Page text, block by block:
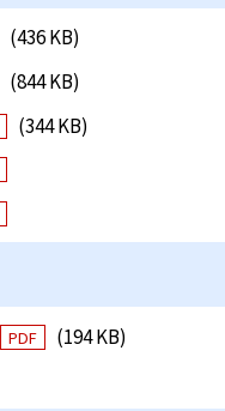
(436 KB)
(844 KB)
(344 KB)
PDF
(194 KB)